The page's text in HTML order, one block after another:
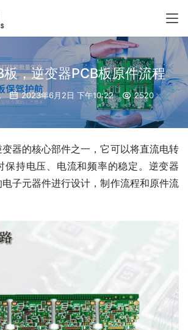
板，逆变器PCB板原件流程
2023年6月2日 下午10:22 2520
器的核心部件之一，它可以将直流电转
保持电压、电流和频率的稳定。逆变器
子元器件进行设计，制作流程和原件流